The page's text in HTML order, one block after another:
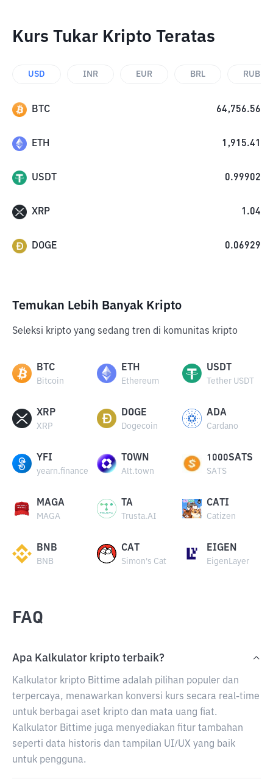
Kurs Tukar Kripto Teratas
USD INR EUR BRL RUB
BTC 64,756.56
ETH 1,915.41
USDT 0.99902
XRP 1.04
DOGE 0.06929
Temukan Lebih Banyak Kripto
Seleksi kripto yang sedang tren di komunitas kripto
BTC
Bitcoin
ETH
Ethereum
USDT
Tether USDT
XRP
XRP
DOGE
Dogecoin
ADA
Cardano
YFI
yearn.finance
TOWN
Alt.town
1000SATS
SATS
MAGA
MAGA
TA
Trusta.AI
CATI
Catizen
BNB
BNB
CAT
Simon's Cat
EIGEN
EigenLayer
FAQ
Apa Kalkulator kripto terbaik?
Kalkulator kripto Bittime adalah pilihan populer dan
terpercaya, menawarkan konversi kurs secara real-time
untuk berbagai aset kripto dan mata uang fiat.
Kalkulator Bittime juga menyediakan fitur tambahan
seperti data historis dan tampilan UI/UX yang baik
untuk pengguna.